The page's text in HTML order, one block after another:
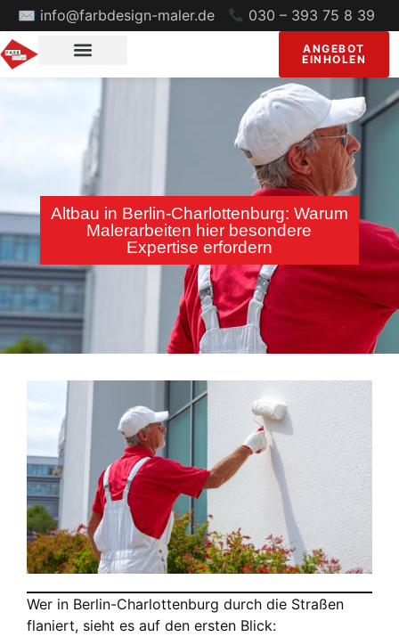
✉ info@farbdesign-maler.de 030 – 393 75 8 39
ANGEBOT
EINHOLEN
Altbau in Berlin-Charlottenburg: Warum
Malerarbeiten hier besondere
Expertise erfordern
Wer in Berlin-Charlottenburg durch die Straßen
flaniert, sieht es auf den ersten Blick: